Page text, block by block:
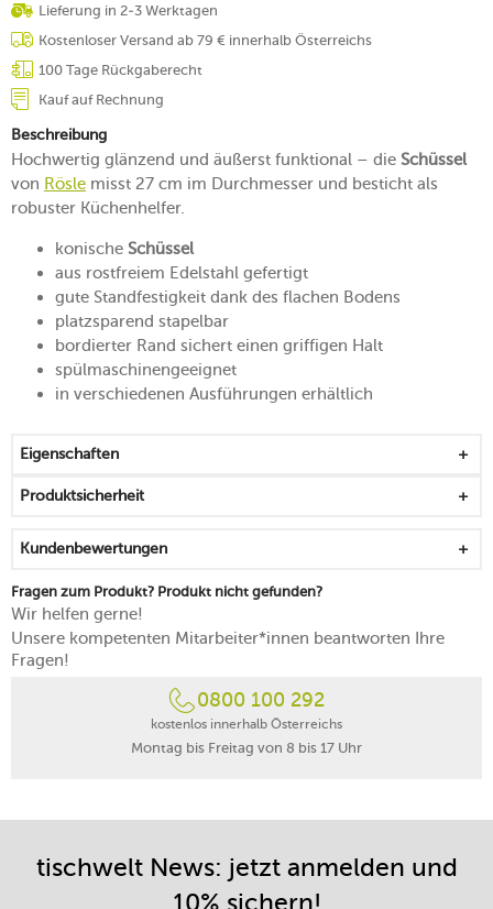
Lieferung in 2-3 Werktagen
Kostenloser Versand ab 79 € innerhalb Österreichs
100 Tage Rückgaberecht
Kauf auf Rechnung
Beschreibung
Hochwertig glänzend und äußerst funktional – die Schüssel
von Rösle misst 27 cm im Durchmesser und besticht als
robuster Küchenhelfer.
konische Schüssel
aus rostfreiem Edelstahl gefertigt
gute Standfestigkeit dank des flachen Bodens
platzsparend stapelbar
bordierter Rand sichert einen griffigen Halt
spülmaschinengeeignet
in verschiedenen Ausführungen erhältlich
Eigenschaften
Produktsicherheit
Kundenbewertungen
Fragen zum Produkt? Produkt nicht gefunden?
Wir helfen gerne!
Unsere kompetenten Mitarbeiter*innen beantworten Ihre
Fragen!
0800 100 292
kostenlos innerhalb Österreichs
Montag bis Freitag von 8 bis 17 Uhr
tischwelt News: jetzt anmelden und
10% sichern!